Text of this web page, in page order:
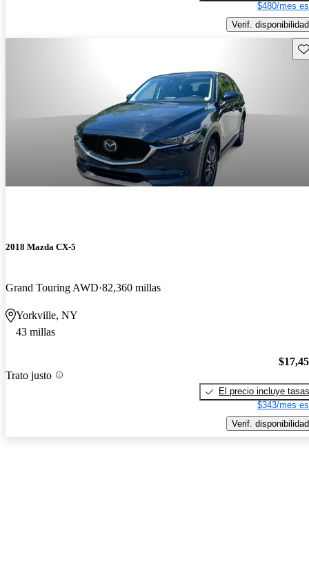
$480/mes
Verif. disponibilidad
2018 Mazda CX-5
Grand Touring AWD 82,360 millas
Yorkville, NY
43 millas
Trato justo
El precio incluye tasas
$343/mes
Verif. disponibilidad